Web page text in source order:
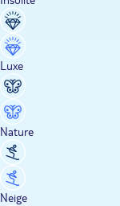
Luxe
Nature
Neige